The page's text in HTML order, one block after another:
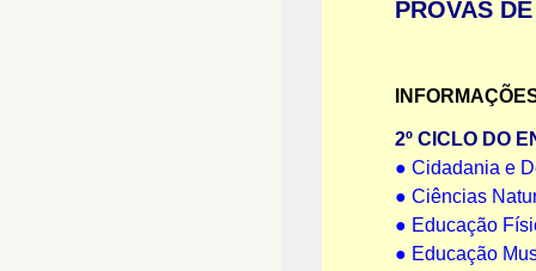
PROVAS
2º CICLO DO
● Cidadania e
● Ciências
● Educação
● Educação